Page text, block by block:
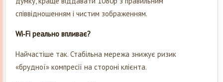
співвідношенням і чистим зображенням.
Wi‑Fi реально впливає?
Найчастіше так. Стабільна мережа знижує ризик
«брудної» компресії на стороні клієнта.